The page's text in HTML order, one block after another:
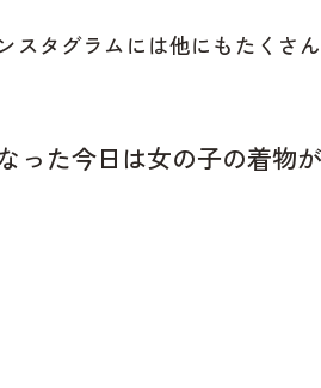
った今日は女の子の着物
タグラムには他にもたくさ